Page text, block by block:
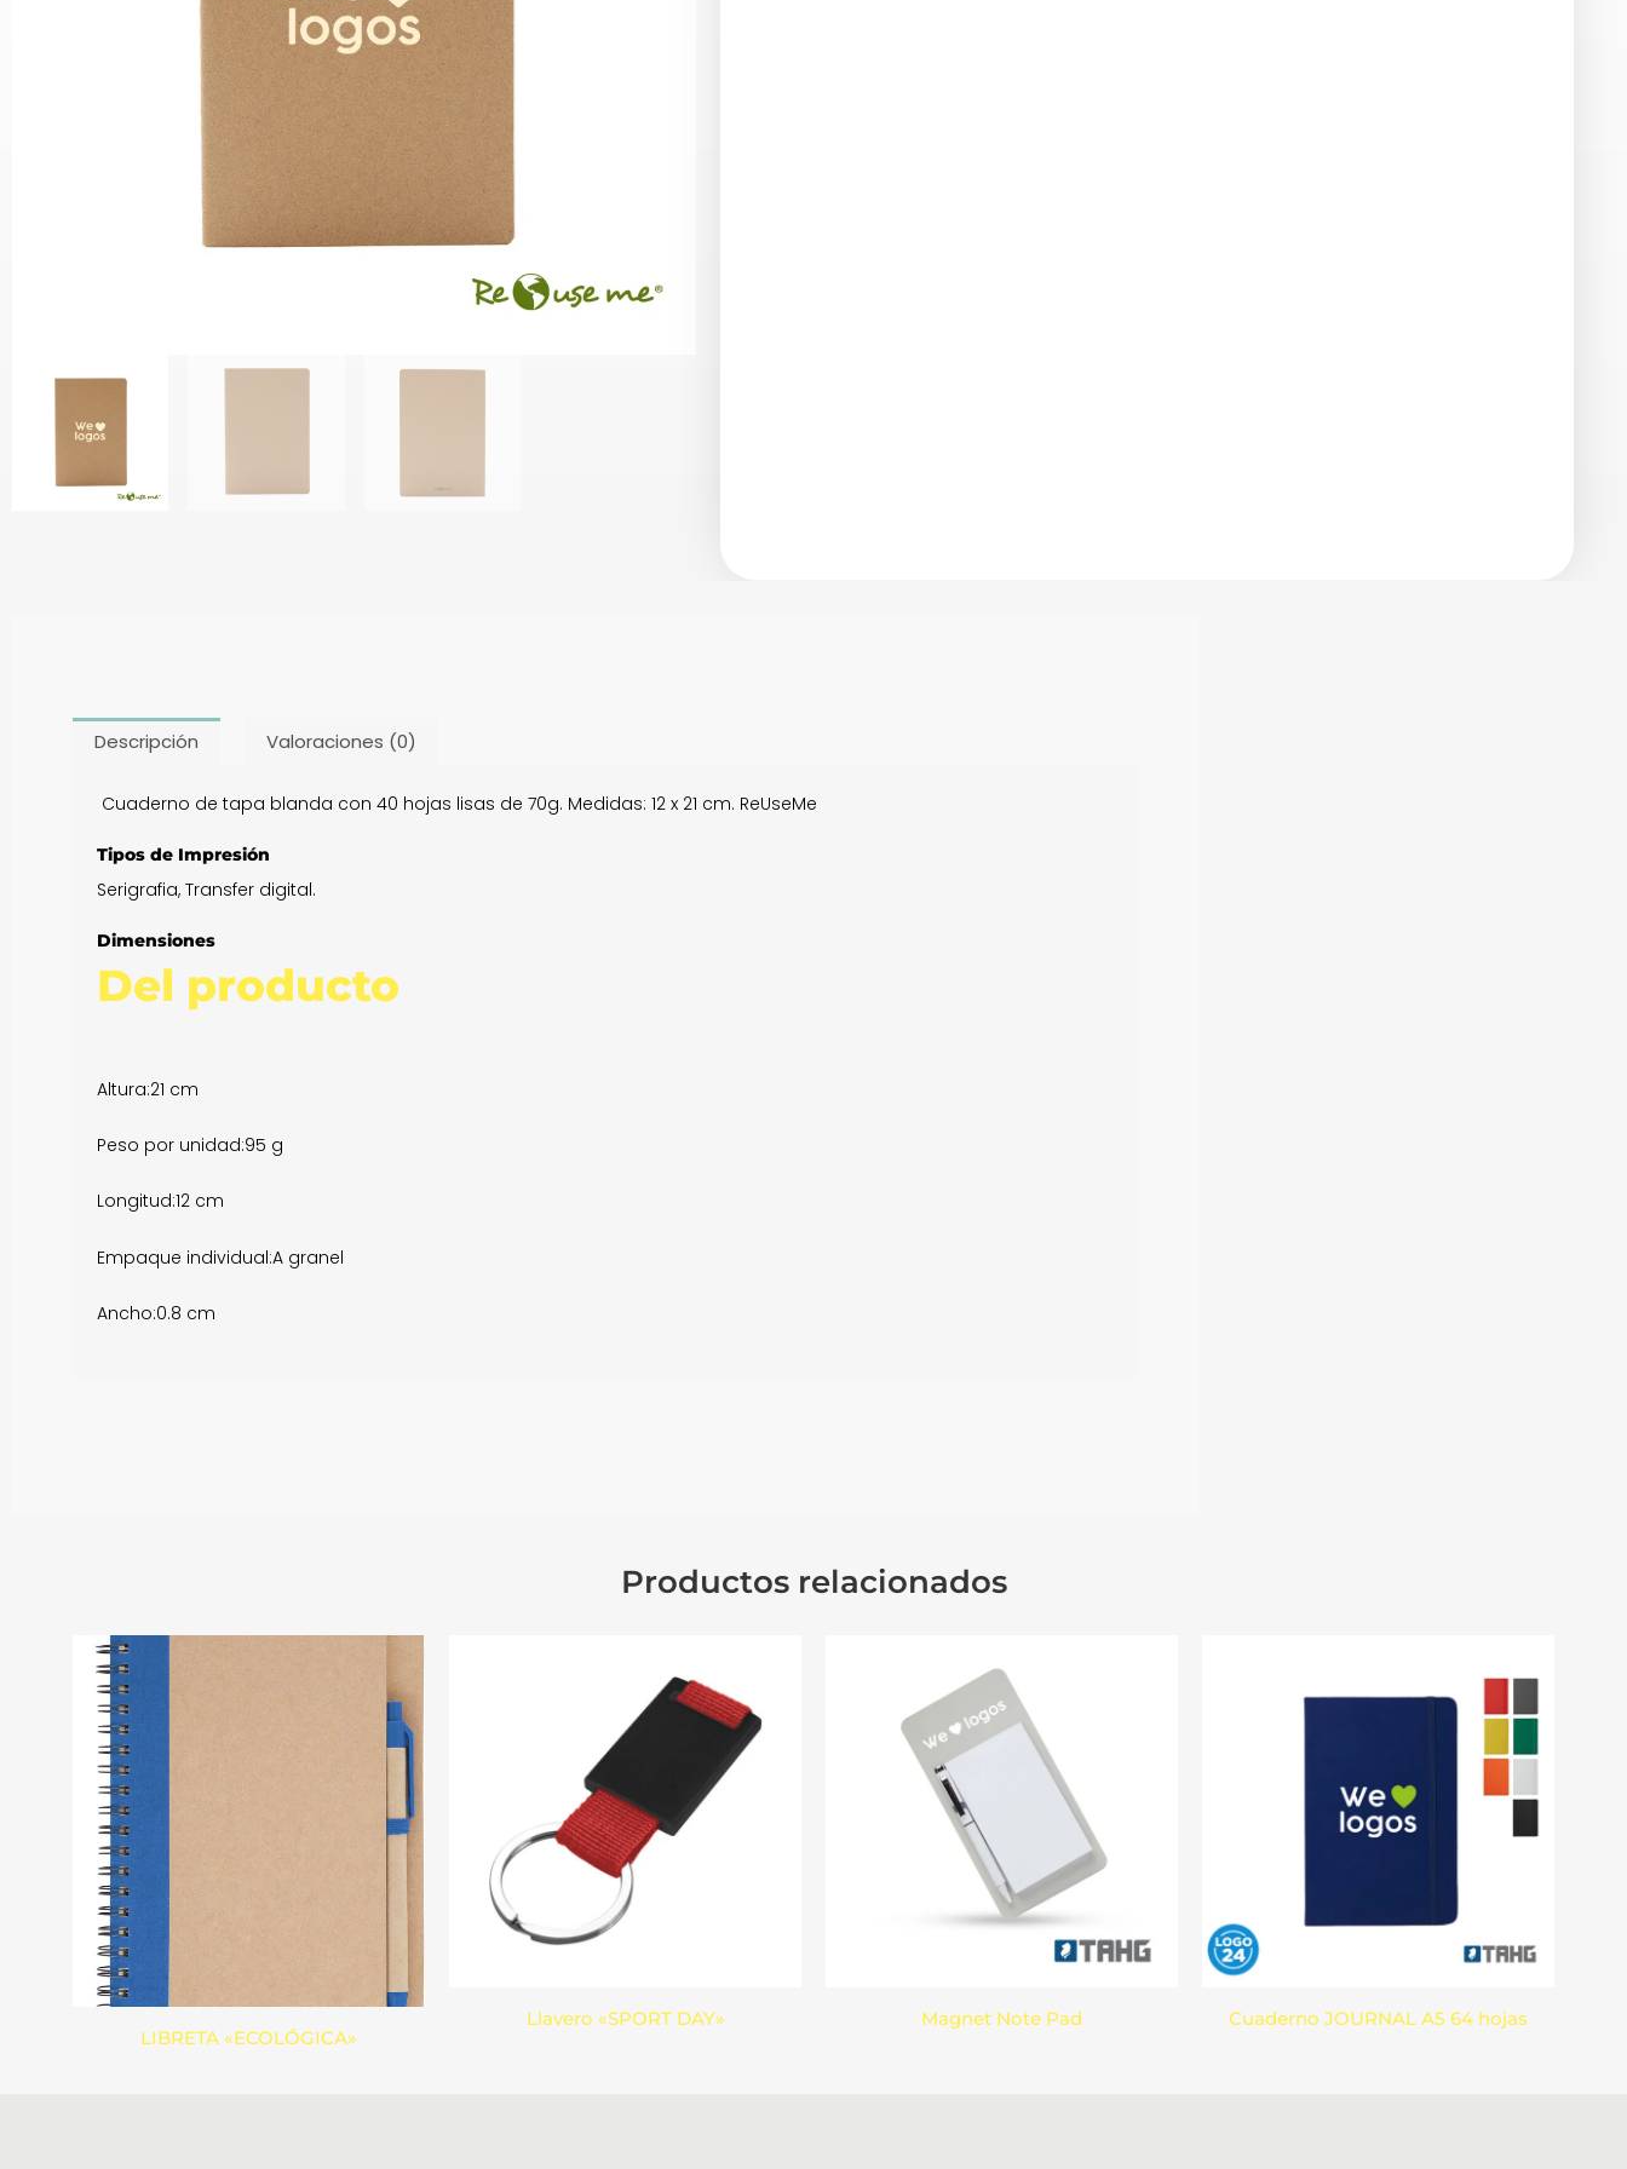
Descripción Valoraciones (0)
Cuaderno de tapa blanda con 40 hojas lisas de 70g. Medidas: 12 x 21 cm. ReUseMe
Tipos de Impresión
Serigrafia, Transfer digital.
Dimensiones
Del producto
Altura:21 cm
Peso por unidad:95 g
Longitud:12 cm
Empaque individual:A granel
Ancho:0.8 cm
Productos relacionados
LIBRETA «ECOLÓGICA»
Llavero «SPORT DAY» Magnet Note Pad Cuaderno JOURNAL A5 64 hojas